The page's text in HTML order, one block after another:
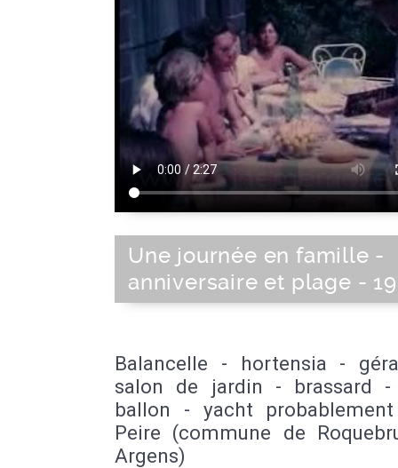
Une journée en famille -
anniversaire et plage -
Balancelle - hortensia -
salon de jardin - brassard
ballon - yacht
Peire (commune de
Argens)